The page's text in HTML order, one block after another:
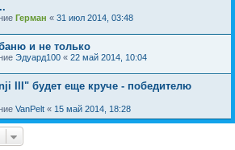
Герман « 31 июл 2014, 03:48
и не только
Эдуард100 « 22 май 2014, 10:04
III" будет еще круче - победителю
VanPelt « 15 май 2014, 18:28